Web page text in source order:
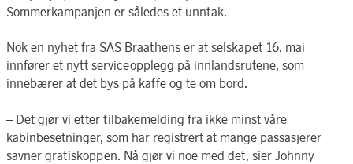
Sommerkampanjen er således et unntak.
Nok en nyhet fra SAS Braathens er at selskapet 16. mai
innfører et nytt serviceopplegg på innlandsrutene, som
innebærer at det bys på kaffe og te om bord.
– Det gjør vi etter tilbakemelding fra ikke minst våre
kabinbesetninger, som har registrert at mange passasjerer
savner gratiskoppen. Nå gjør vi noe med det, sier Johnny